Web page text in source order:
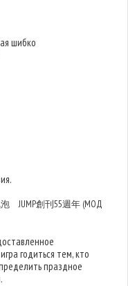
шибко
氣泡 JUMP創刊55週年 (МОД
годиться тем, кто
праздное